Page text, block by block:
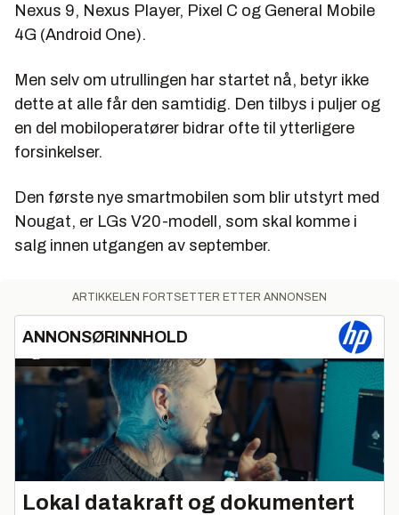
Nexus 9, Nexus Player, Pixel C og General Mobile
4G (Android One).
Men selv om utrullingen har startet nå, betyr ikke
dette at alle får den samtidig. Den tilbys i puljer og
en del mobiloperatører bidrar ofte til ytterligere
forsinkelser.
Den første nye smartmobilen som blir utstyrt med
Nougat, er LGs V20-modell, som skal komme i
salg innen utgangen av september.
ARTIKKELEN FORTSETTER ETTER ANNONSEN
ANNONSØRINNHOLD
Lokal datakraft og dokumentert